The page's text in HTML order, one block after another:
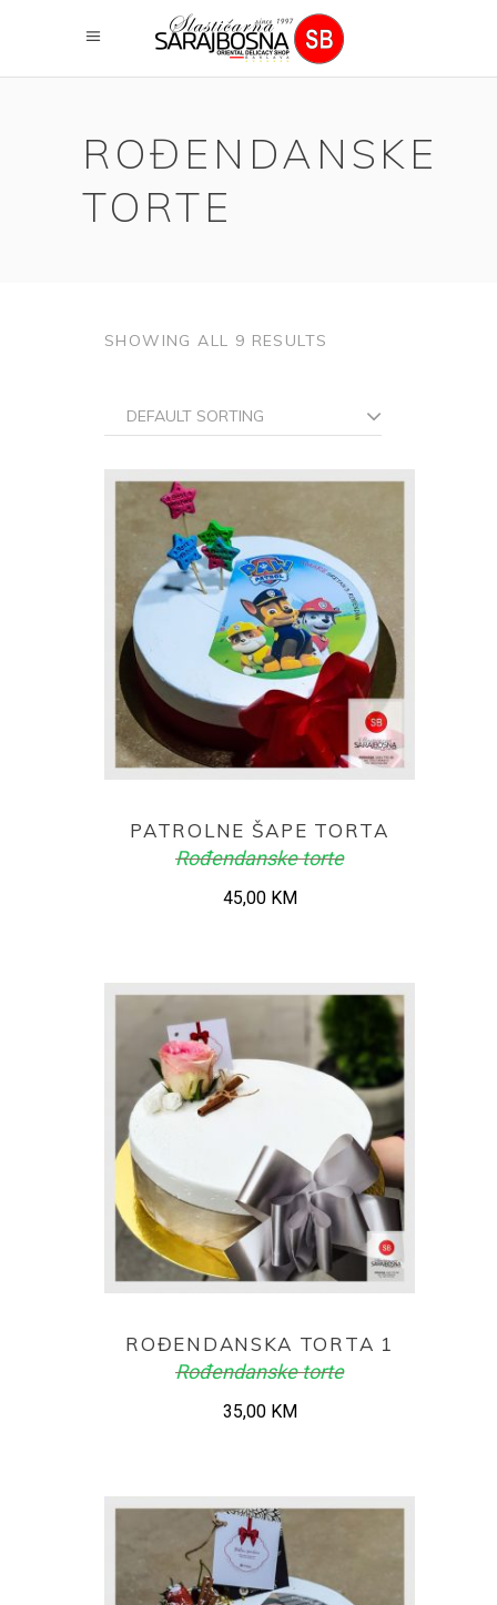
ROĐENDANSKE
TORTE
SHOWING ALL 9 RESULTS
DEFAULT SORTING
PATROLNE ŠAPE TORTA
Rođendanske torte
45,00 KM
ROĐENDANSKA TORTA 1
Rođendanske torte
35,00 KM